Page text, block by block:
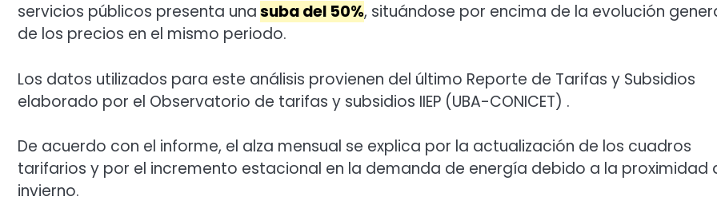
servicios públicos presenta unasuba del 50%, situándose por encima de la evolución
de los precios en el mismo periodo.
Los datos utilizados para este análisis provienen del último Reporte de Tarifas y Subsidios
elaborado por el Observatorio de tarifas y subsidios IIEP (UBA-CONICET) .
De acuerdo con el informe, el alza mensual se explica por la actualización de los cuadros
tarifarios y por el incremento estacional en la demanda de energía debido a la proximidad
invierno.